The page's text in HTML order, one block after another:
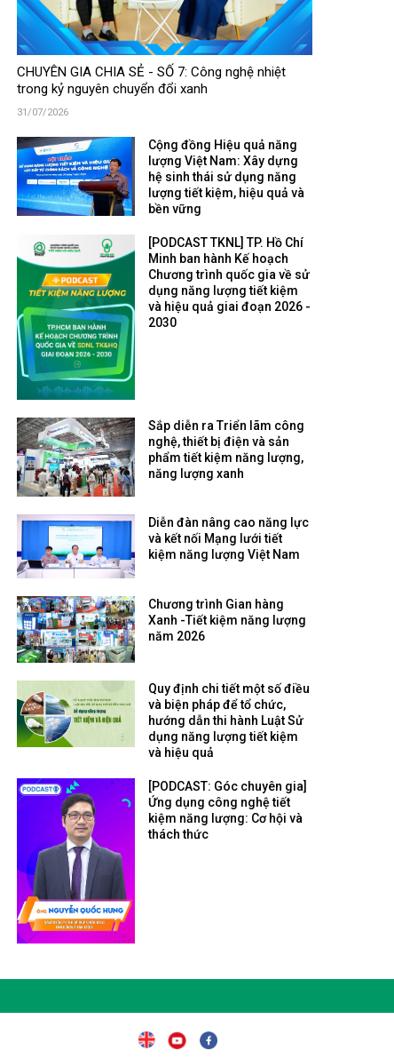
CHUYÊN GIA CHIA SẺ - SỐ 7: Công nghệ nhiệt
trong kỷ nguyên chuyển đổi xanh
31/07/2026
Cộng đồng Hiệu quả năng
lượng Việt Nam: Xây dựng
hệ sinh thái sử dụng năng
lượng tiết kiệm, hiệu quả và
bền vững
[PODCAST TKNL] TP. Hồ Chí
Minh ban hành Kế hoạch
Chương trình quốc gia về sử
dụng năng lượng tiết kiệm
và hiệu quả giai đoạn 2026 -
2030
Sắp diễn ra Triển lãm công
nghệ, thiết bị điện và sản
phẩm tiết kiệm năng lượng,
năng lượng xanh
Diễn đàn nâng cao năng lực
và kết nối Mạng lưới tiết
kiệm năng lượng Việt Nam
Chương trình Gian hàng
Xanh -Tiết kiệm năng lượng
năm 2026
Quy định chi tiết một số điều
và biện pháp để tổ chức,
hướng dẫn thi hành Luật Sử
dụng năng lượng tiết kiệm
và hiệu quả
[PODCAST: Góc chuyên gia]
Ứng dụng công nghệ tiết
kiệm năng lượng: Cơ hội và
thách thức